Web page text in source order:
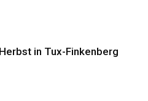
in Tux-Finkenberg